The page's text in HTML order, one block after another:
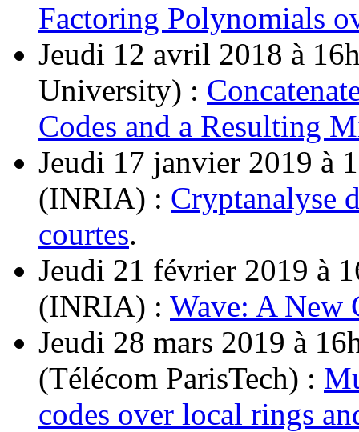
Factoring Polynomials
Jeudi 12 avril 2018 à
University) :
Codes and a Resulting
Jeudi 17 janvier 2019 à
(INRIA) : Cryptanalyse
courtes.
Jeudi 21 février 2019 à
(INRIA) : Wave: A New
Jeudi 28 mars 2019 à
(Télécom ParisTech) :
codes over local rings